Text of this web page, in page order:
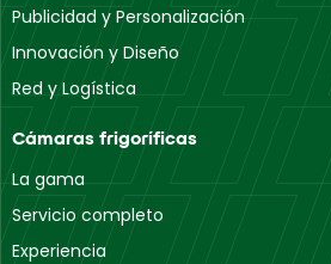
Publicidad y Personalización
Innovación y Diseño
Red y Logística
Cámaras frigoríficas
La gama
Servicio completo
Experiencia